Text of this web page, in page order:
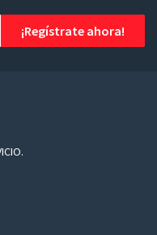
¡Regístrate ahora!